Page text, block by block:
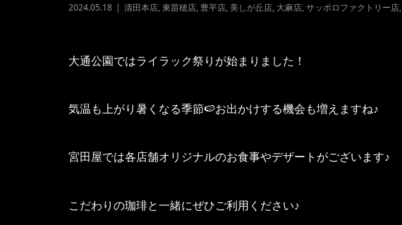
2024.05.18 清田本店,東苗穂店, 豊平店,美しが丘店, 大麻店,サッポロファクトリー店,
大通公園ではライラック祭りが始まりました！
気温も上がり暑くなる季節🍉お出かけする機会も増えますね♪
宮田屋では各店舗オリジナルのお食事やデザートがございます♪
こだわりの珈琲と一緒にぜひご利用ください♪